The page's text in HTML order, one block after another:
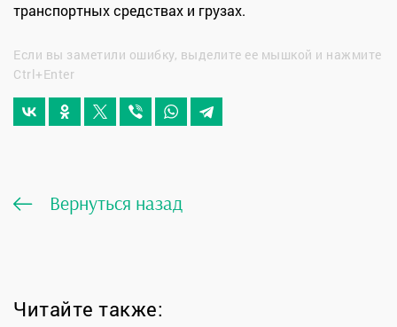
транспортных средствах и грузах.
Если вы заметили ошибку, выделите ее мышкой и нажмите
Ctrl+Enter
Вернуться назад
Читайте также: